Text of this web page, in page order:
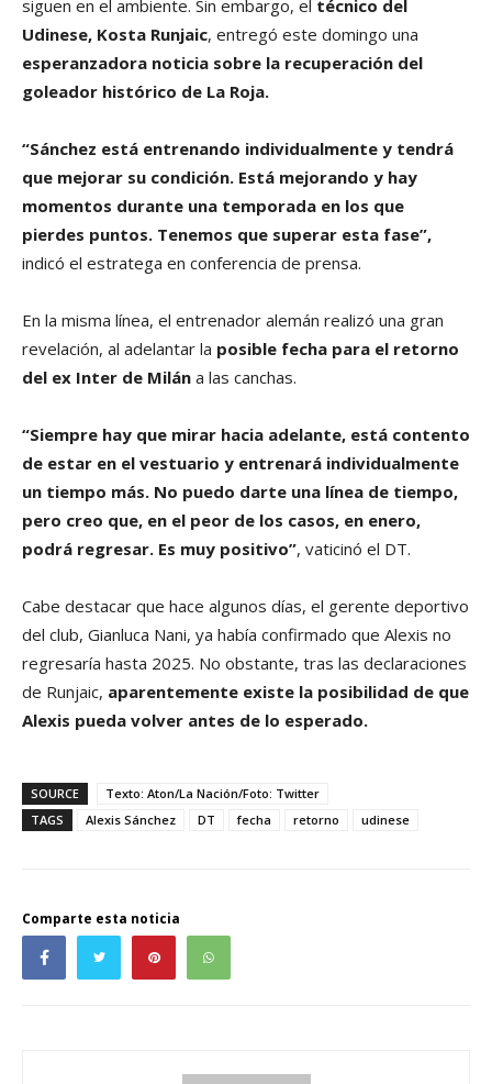
siguen en el ambiente. Sin embargo, el técnico del
Udinese, Kosta Runjaic, entregó este domingo una
esperanzadora noticia sobre la recuperación del
goleador histórico de La Roja.
“Sánchez está entrenando individualmente y tendrá
que mejorar su condición. Está mejorando y hay
momentos durante una temporada en los que
pierdes puntos. Tenemos que superar esta fase”,
indicó el estratega en conferencia de prensa.
En la misma línea, el entrenador alemán realizó una gran
revelación, al adelantar la posible fecha para el retorno
del ex Inter de Milán a las canchas.
“Siempre hay que mirar hacia adelante, está contento
de estar en el vestuario y entrenará individualmente
un tiempo más. No puedo darte una línea de tiempo,
pero creo que, en el peor de los casos, en enero,
podrá regresar. Es muy positivo”, vaticinó el DT.
Cabe destacar que hace algunos días, el gerente deportivo
del club, Gianluca Nani, ya había confirmado que Alexis no
regresaría hasta 2025. No obstante, tras las declaraciones
de Runjaic, aparentemente existe la posibilidad de que
Alexis pueda volver antes de lo esperado.
SOURCE
Texto: Aton/La Nación/Foto: Twitter
TAGS
Alexis Sánchez DT fecha retorno udinese
Comparte esta noticia